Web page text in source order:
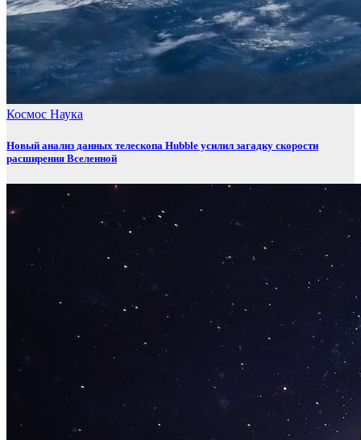
Космос Наука
Новый анализ данных телескопа Hubble усилил загадку скорости
расширения Вселенной